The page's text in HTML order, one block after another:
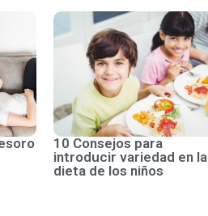
10 Consejos para
introducir variedad en la
dieta de los niños